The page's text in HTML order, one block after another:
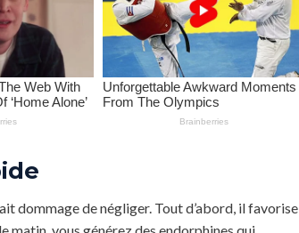
dommage de négliger. Tout d’abord, il favorise